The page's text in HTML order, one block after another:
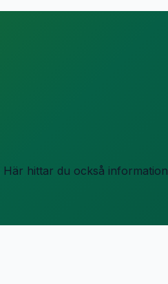
Här hittar du också